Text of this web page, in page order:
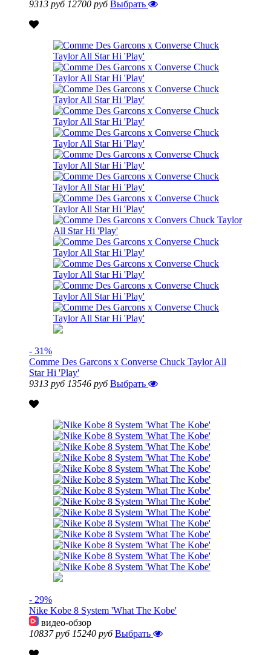
9313 руб 12700 руб Выбрать
- 31%
Comme Des Garcons x Converse Chuck Taylor All
Star Hi 'Play'
9313 руб 13546 руб Выбрать
- 29%
Nike Kobe 8 System 'What The Kobe'
видео-обзор
10837 руб 15240 руб Выбрать